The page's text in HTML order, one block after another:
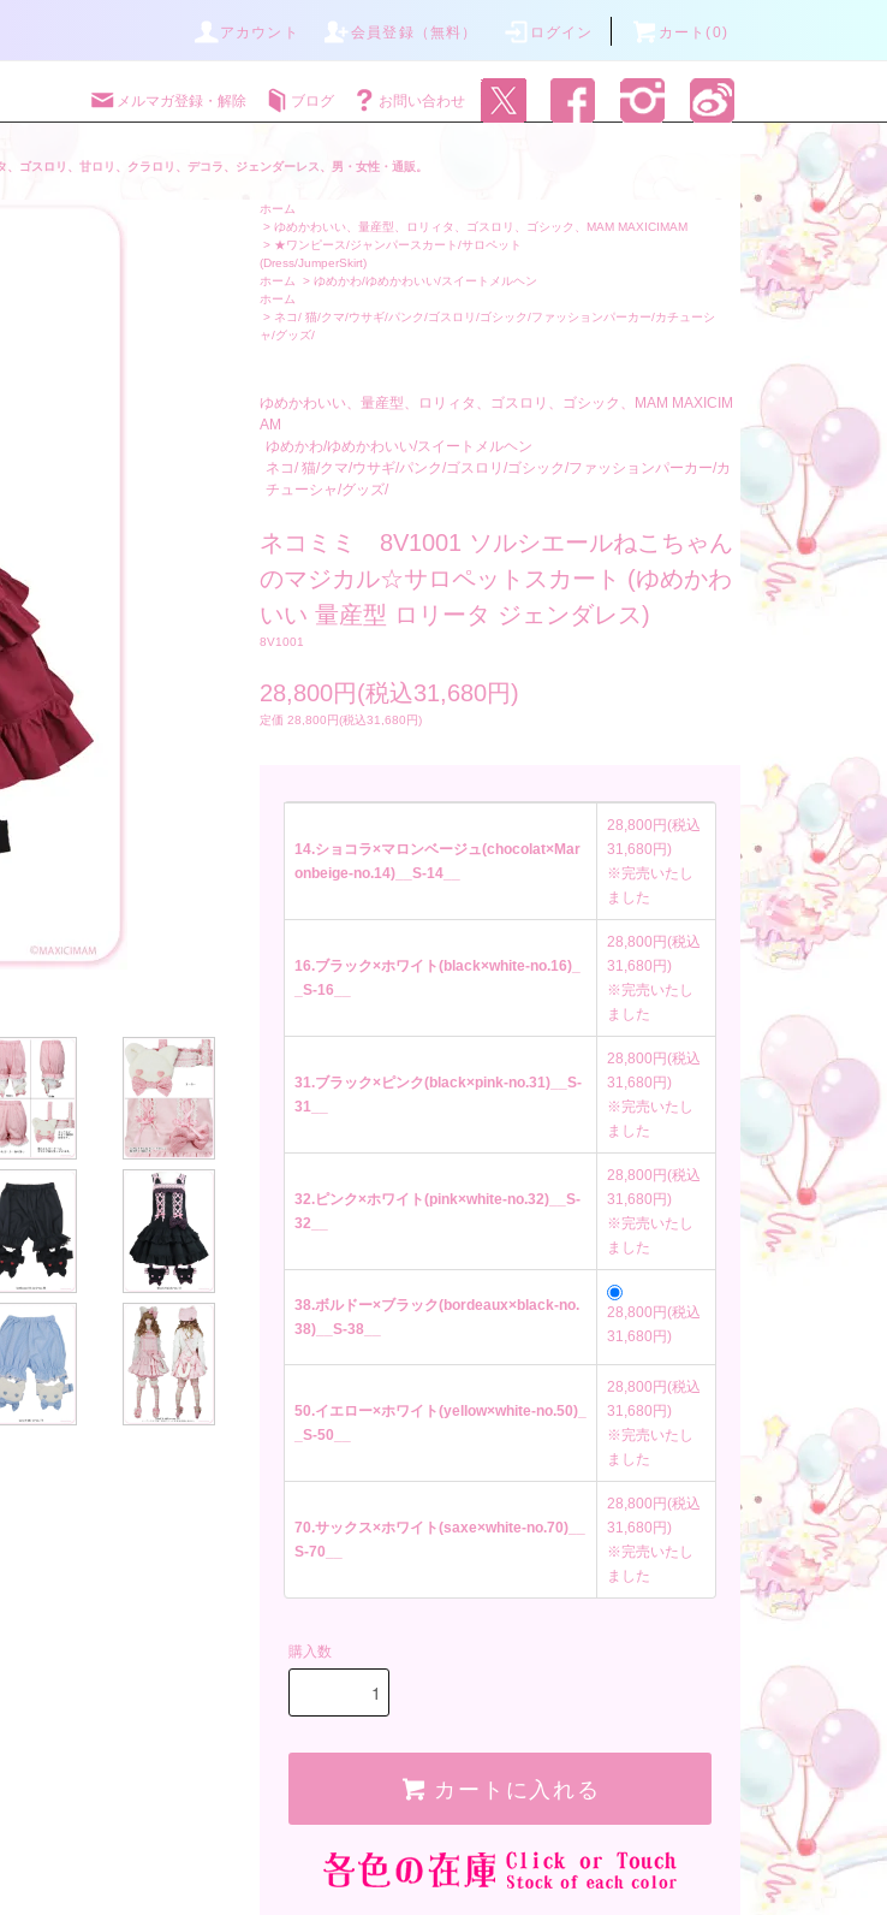
アカウント 会員登録（無料） ログイン カート(0)
メルマガ登録・解除 ブログ お問い合わせ
ゴスロリ、甘ロリ、クラロリ、デコラ、ジェンダーレス、男・女性・通販。
ホーム
> ゆめかわいい、量産型、ロリィタ、ゴスロリ、ゴシック、MAM MAXICIMAM
> ★ワンピース/ジャンパースカート/サロペット
(Dress/JumperSkirt)
ホーム
> ゆめかわ/ゆめかわいい/スイートメルヘン
ホーム
> ネコ/ 猫/クマ/ウサギ/パンク/ゴスロリ/ゴシック/ファッションパーカー/カチューシ
ャ/グッズ/
ゆめかわいい、量産型、ロリィタ、ゴスロリ、ゴシック、MAM MAXICIM
AM
ゆめかわ/ゆめかわいい/スイートメルヘン
ネコ/ 猫/クマ/ウサギ/パンク/ゴスロリ/ゴシック/ファッションパーカー/カ
チューシャ/グッズ/
ネコミミ 8V1001 ソルシエールねこちゃん
のマジカル☆サロペットスカート (ゆめかわ
いい 量産型 ロリータ ジェンダレス)
8V1001
28,800円(税込31,680円)
定価 28,800円(税込31,680円)
14.ショコラ×マロンベージュ(chocolat×Mar
onbeige-no.14)__S-14__
28,800円(税込
31,680円)
※完売いたし
ました
16.ブラック×ホワイト(black×white-no.16)_
_S-16__
28,800円(税込
31,680円)
※完売いたし
ました
31.ブラック×ピンク(black×pink-no.31)__S-
31__
28,800円(税込
31,680円)
※完売いたし
ました
32.ピンク×ホワイト(pink×white-no.32)__S-
32__
28,800円(税込
31,680円)
※完売いたし
ました
38.ボルドー×ブラック(bordeaux×black-no.
38)__S-38__
28,800円(税込
31,680円)
50.イエロー×ホワイト(yellow×white-no.50)_
_S-50__
28,800円(税込
31,680円)
※完売いたし
ました
70.サックス×ホワイト(saxe×white-no.70)__
S-70__
28,800円(税込
31,680円)
※完売いたし
ました
購入数
カートに入れる